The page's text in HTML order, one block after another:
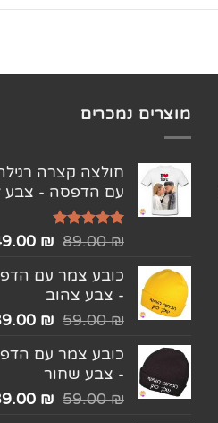
מוצרים נמכרים
חולצה קצרה
עם הדפסה - צבע
דורג5.00
89.00₪
₪
כובע צמר עם
- צבע צהוב
59.00₪
₪
כובע צמר עם
- צבע שחור
59.00₪
₪